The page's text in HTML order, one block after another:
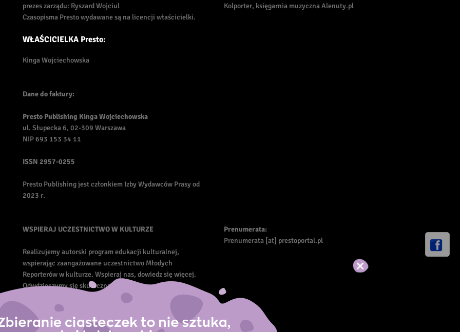
prezes zarządu: Ryszard Wojciul
Czasopisma Presto wydawane są na licencji właścicielki.
WŁAŚCICIELKA Presto:
Kinga Wojciechowska
Dane do faktury:
Presto Publishing Kinga Wojciechowska
ul. Słupecka 6, 02-309 Warszawa
NIP 693 153 34 11
ISSN 2957-0255
Presto Publishing jest członkiem Izby Wydawców Prasy od
2023 r.
Kolporter, księgarnia muzyczna Alenuty.pl
WSPIERAJ UCZESTNICTWO W KULTURZE
Realizujemy autorski program edukacji kulturalnej,
wspierając zaangażowane uczestnictwo Młodych
Reporterów w kulturze. Wspieraj nas, dowiedz się więcej.
Odwdzięczymy się skuteczną promocją.
Zadzwoń do nas: 579 66 76 78 lub napisz: redakcja [at]
prestoportal.pl.
Prenumerata:
Prenumerata [at] prestoportal.pl
Akceptuj